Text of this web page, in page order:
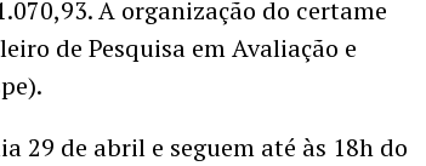
A organização do certame
de Pesquisa em Avaliação e
29 de abril e seguem até às 18h do